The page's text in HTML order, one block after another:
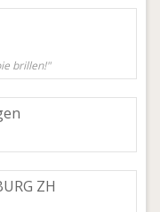
brillen!"
ZH